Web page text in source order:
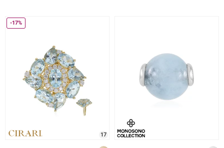
-17%
17